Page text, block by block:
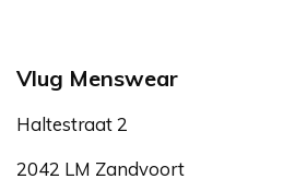
Vlug Menswear
Haltestraat 2
2042 LM Zandvoort